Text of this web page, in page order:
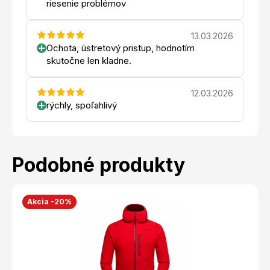
riesenie problémov
13.03.2026
Ochota, ústretový pristup, hodnotím
skutočne len kladne.
12.03.2026
rýchly, spoľahlivý
Podobné produkty
Akcia -20%